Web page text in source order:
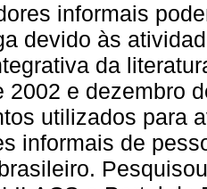
informais
devido às
da
2002 e dezembro
utilizados para
informais de